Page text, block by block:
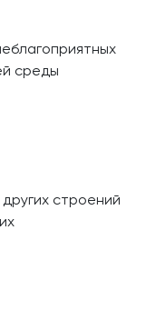
среды
строений